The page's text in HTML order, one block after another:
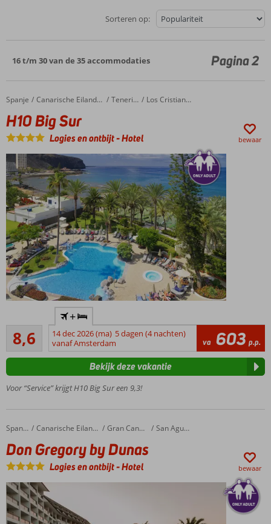
Sorteren op:
16 t/m 30 van de 35 accommodaties Pagina 2
Home
Spanje Canarische Eilanden Tenerife Los Cristianos
H10 Big Sur
H10 Big Sur
Logies en ontbijt-Hotel bewaar
hotel
Direct aan
de
Only
hotel;
leeftijd
18 jaar
Volledige
ontspanning
in het luxe
Spa Center
Tip van
8,6Aanrader
21
beoordelingen
+
14 dec 2026 (ma) 5 dagen (4 nachten)
vanaf Amsterdam
va 603 p.p.
Voor “Service” krijgt H10 Big Sur een 9,3!
Bekijk deze vakantie
Home Spanje Canarische Eilanden Gran Canaria San Agustin
Don Gregory by Dunas
Don Gregory by Dunas
Logies en ontbijt-Hotel bewaar